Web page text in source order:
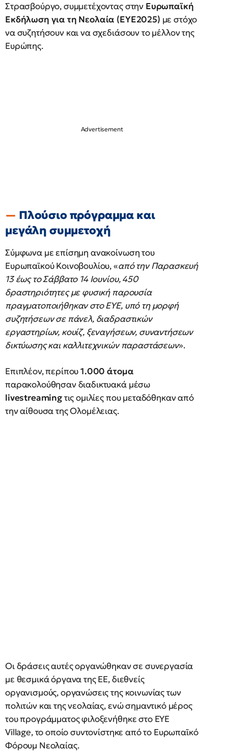
Στρασβούργο, συμμετέχοντας στην Ευρωπαϊκή
Εκδήλωση για τη Νεολαία (EYE2025) με στόχο
να συζητήσουν και να σχεδιάσουν το μέλλον της
Ευρώπης.
Πλούσιο πρόγραμμα και
μεγάλη συμμετοχή
Σύμφωνα με επίσημη ανακοίνωση του
Ευρωπαϊκού Κοινοβουλίου, «από την Παρασκευή
13 έως το Σάββατο 14 Ιουνίου, 450
δραστηριότητες με φυσική παρουσία
πραγματοποιήθηκαν στο EYE, υπό τη μορφή
συζητήσεων σε πάνελ, διαδραστικών
εργαστηρίων, κουίζ, ξεναγήσεων, συναντήσεων
δικτύωσης και καλλιτεχνικών παραστάσεων».
Επιπλέον, περίπου1.000 άτομα
παρακολούθησαν διαδικτυακά μέσω
livestreamingτις ομιλίες που μεταδόθηκαν από
την αίθουσα της Ολομέλειας.
Οι δράσεις αυτές οργανώθηκαν σε συνεργασία
με θεσμικά όργανα της ΕΕ, διεθνείς
οργανισμούς, οργανώσεις της κοινωνίας των
πολιτών και της νεολαίας, ενώ σημαντικό μέρος
του προγράμματος φιλοξενήθηκε στο EYE
Village, το οποίο συντονίστηκε από το Ευρωπαϊκό
Φόρουμ Νεολαίας.